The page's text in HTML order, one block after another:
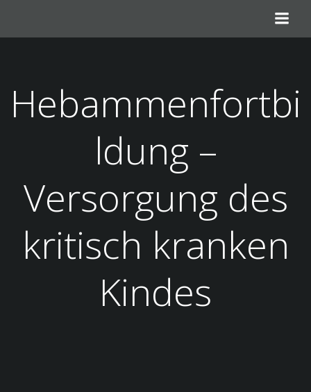
springen
Hebammenfortbi
ldung –
Versorgung des
kritisch kranken
Kindes